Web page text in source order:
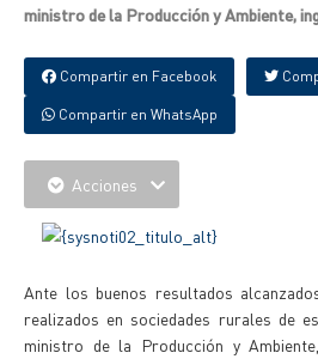
ministro de la Producción y Ambiente,
Compartir en Facebook
Compartir en WhatsApp
Acciones
Ante los buenos resultados
realizados en sociedades rurales de
ministro de la Producción y